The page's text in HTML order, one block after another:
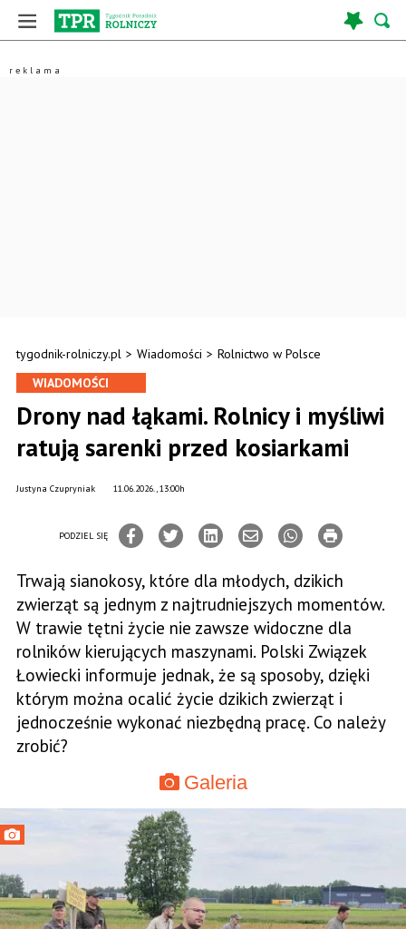
tygodnik-rolniczy.pl > Wiadomości > Rolnictwo w Polsce
WIADOMOŚCI
Drony nad łąkami. Rolnicy i myśliwi
ratują sarenki przed kosiarkami
11.06.2026., 13:00h
Justyna Czupryniak
PODZIEL SIĘ
Trwają sianokosy, które dla młodych, dzikich
zwierząt są jednym z najtrudniejszych momentów.
W trawie tętni życie nie zawsze widoczne dla
rolników kierujących maszynami. Polski Związek
Łowiecki informuje jednak, że są sposoby, dzięki
którym można ocalić życie dzikich zwierząt i
jednocześnie wykonać niezbędną pracę. Co należy
zrobić?
Galeria